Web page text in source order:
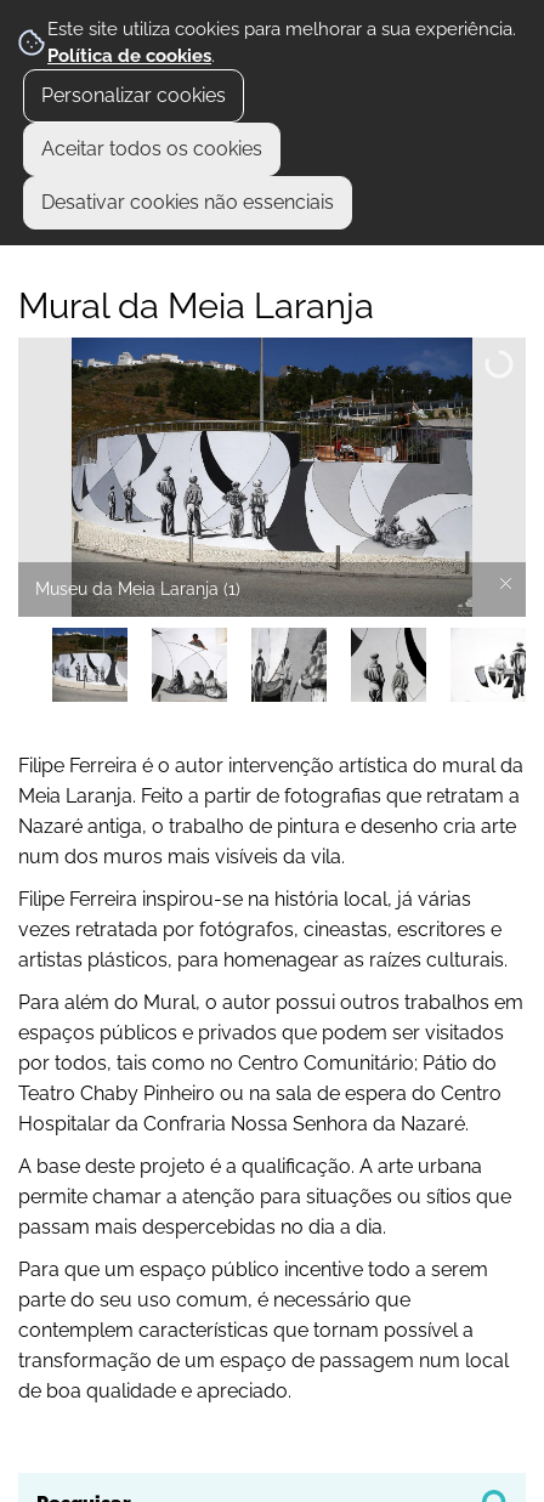
Este site utiliza cookies para melhorar a sua experiência.
Política de cookies.
Personalizar cookies
Aceitar todos os cookies
Desativar cookies não essenciais
Mural da Meia Laranja
Museu da Meia Laranja (1)
Filipe Ferreira é o autor intervenção artística do mural da
Meia Laranja. Feito a partir de fotografias que retratam a
Nazaré antiga, o trabalho de pintura e desenho cria arte
num dos muros mais visíveis da vila.
Filipe Ferreira inspirou-se na história local, já várias
vezes retratada por fotógrafos, cineastas, escritores e
artistas plásticos, para homenagear as raízes culturais.
Para além do Mural, o autor possui outros trabalhos em
espaços públicos e privados que podem ser visitados
por todos, tais como no Centro Comunitário; Pátio do
Teatro Chaby Pinheiro ou na sala de espera do Centro
Hospitalar da Confraria Nossa Senhora da Nazaré.
A base deste projeto é a qualificação. A arte urbana
permite chamar a atenção para situações ou sítios que
passam mais despercebidas no dia a dia.
Para que um espaço público incentive todo a serem
parte do seu uso comum, é necessário que
contemplem características que tornam possível a
transformação de um espaço de passagem num local
de boa qualidade e apreciado.